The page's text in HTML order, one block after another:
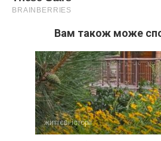
Вам також може
життєві історії